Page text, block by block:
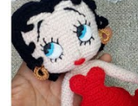
siliconado - agujas de